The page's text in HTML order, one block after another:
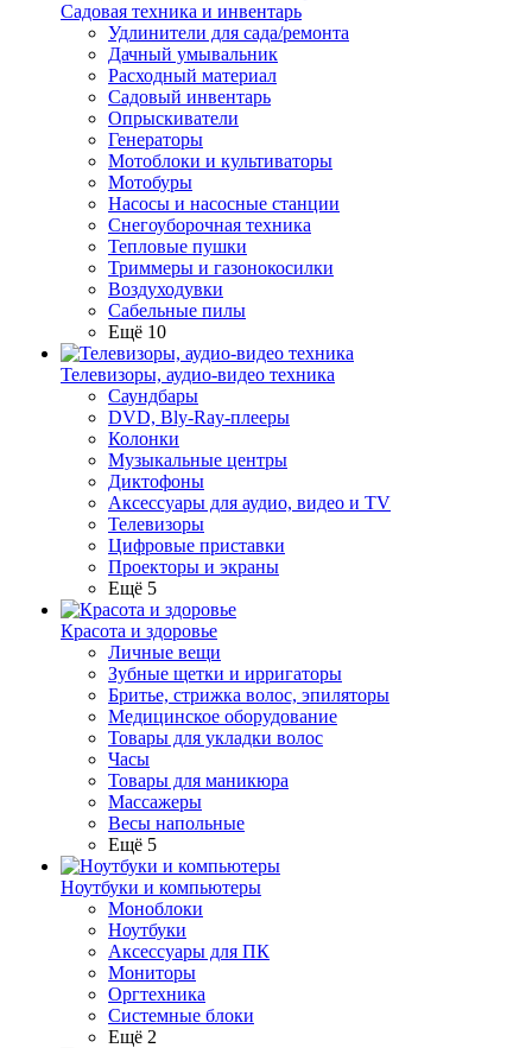
Садовая техника и инвентарь
Удлинители для сада/ремонта
Дачный умывальник
Расходный материал
Садовый инвентарь
Опрыскиватели
Генераторы
Мотоблоки и культиваторы
Мотобуры
Насосы и насосные станции
Снегоуборочная техника
Тепловые пушки
Триммеры и газонокосилки
Воздуходувки
Сабельные пилы
Ещё 10
Телевизоры, аудио-видео техника
Саундбары
DVD, Bly-Ray-плееры
Колонки
Музыкальные центры
Диктофоны
Аксессуары для аудио, видео и TV
Телевизоры
Цифровые приставки
Проекторы и экраны
Ещё 5
Красота и здоровье
Личные вещи
Зубные щетки и ирригаторы
Бритье, стрижка волос, эпиляторы
Медицинское оборудование
Товары для укладки волос
Часы
Товары для маникюра
Массажеры
Весы напольные
Ещё 5
Ноутбуки и компьютеры
Моноблоки
Ноутбуки
Аксессуары для ПК
Мониторы
Оргтехника
Системные блоки
Ещё 2